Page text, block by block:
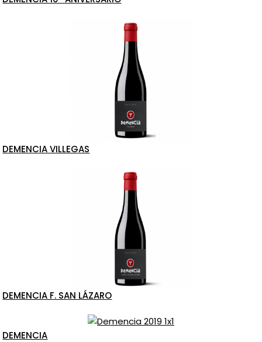
DEMENCIA VILLEGAS
DEMENCIA F. SAN LÁZARO
DEMENCIA